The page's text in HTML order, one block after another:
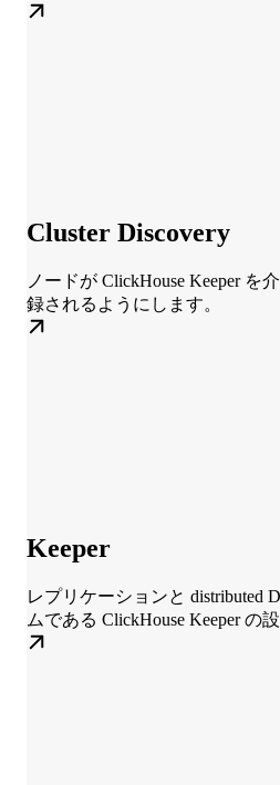
Cluster Discovery
ノードが ClickHouse Keeper を
録されるようにします。
Keeper
レプリケーションと distributed
ムである ClickHouse Keeper の設